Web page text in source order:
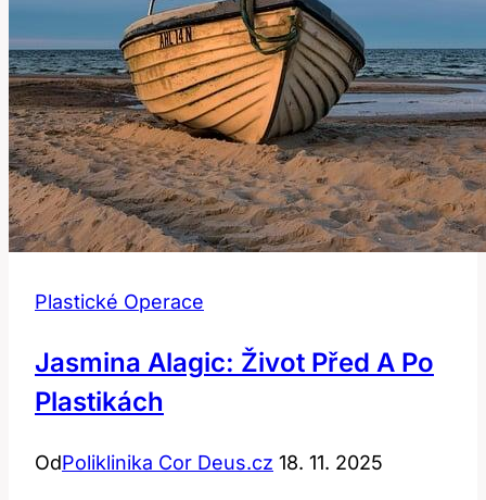
Plastické Operace
Jasmina Alagic: Život Před A Po
Plastikách
OdPoliklinika Cor Deus.cz 18. 11. 2025